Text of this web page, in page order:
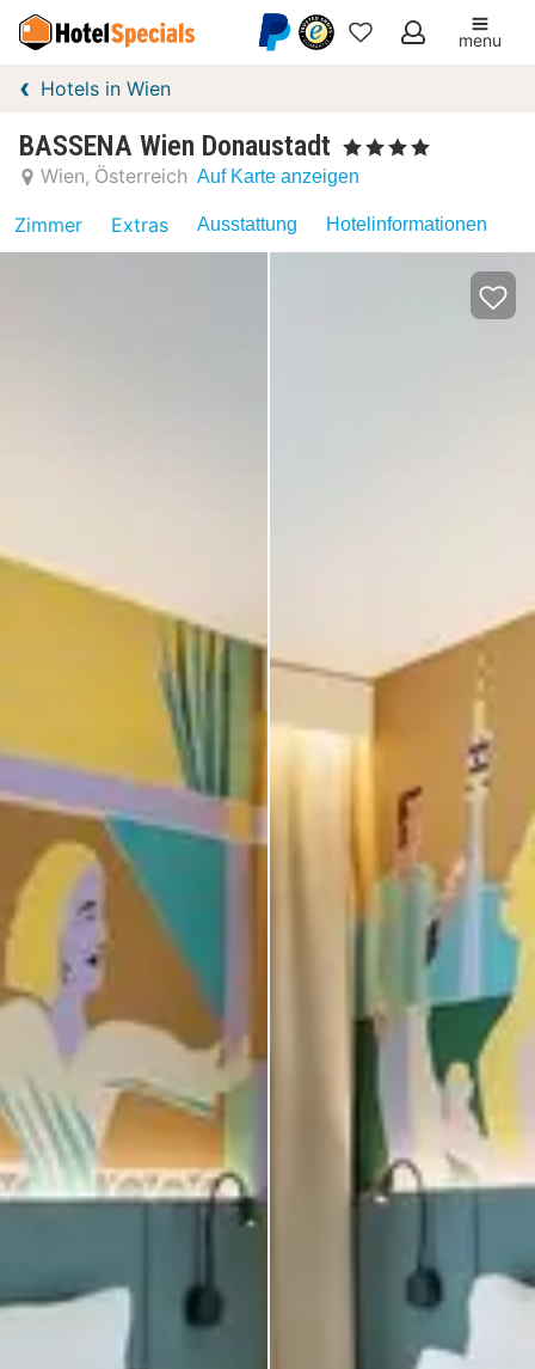
Meine
menu
Hotels in Wien
BASSENA Wien Donaustadt , 4 Sterne
Wien Österreich Auf Karte anzeigen
Zimmer Extras Ausstattung Hotelinformationen